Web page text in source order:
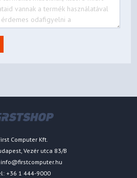
Computer Kft.
Vezér utca 83/B
info@firstcomputer.hu
+36 1 444-9000